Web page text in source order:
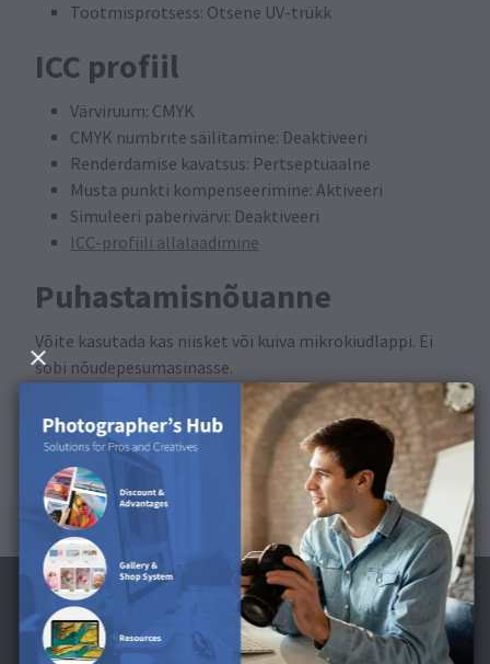
Tootmisprotsess: Otsene UV-trükk
ICC profiil
Värviruum: CMYK
CMYK numbrite säilitamine: Deaktiveeri
Renderdamise kavatsus: Pertseptuaalne
Musta punkti kompenseerimine: Aktiveeri
Simuleeri paberivärvi: Deaktiveeri
ICC-profiili allalaadimine
Puhastamisnõuanne
Võite kasutada kas niisket või kuiva mikrokiudlappi. Ei
sobi nõudepesumasinasse.